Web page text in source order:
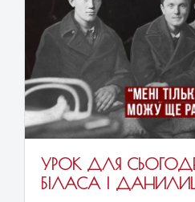
УРОК ДЛЯ
БІЛАСА І